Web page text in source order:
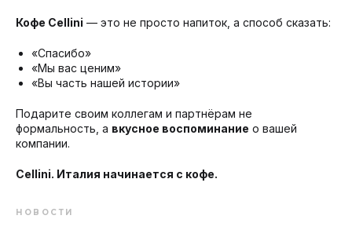
Кофе Cellini — это не просто напиток, а способ сказать:
«Спасибо»
«Мы вас ценим»
«Вы часть нашей истории»
Подарите своим коллегам и партнёрам не
формальность, а вкусное воспоминание о вашей
компании.
Cellini. Италия начинается с кофе.
НОВОСТИ